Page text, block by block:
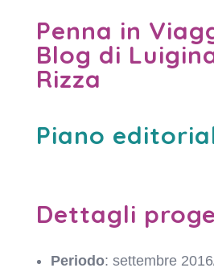
Penna in
Blog di
Rizza
Piano
Dettagli
Periodo: settembre